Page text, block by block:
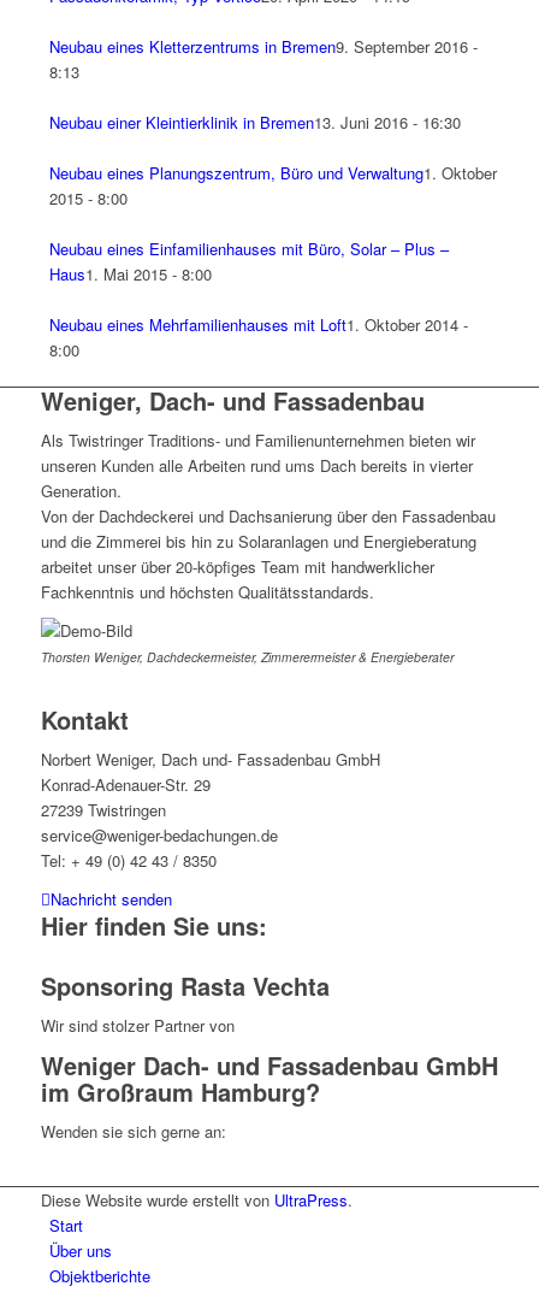
Neubau eines Kletterzentrums in Bremen9. September 2016 -
8:13
Neubau einer Kleintierklinik in Bremen13. Juni 2016 - 16:30
Neubau eines Planungszentrum, Büro und Verwaltung1. Oktober
2015 - 8:00
Neubau eines Einfamilienhauses mit Büro, Solar – Plus –
Haus1. Mai 2015 - 8:00
Neubau eines Mehrfamilienhauses mit Loft1. Oktober 2014 -
8:00
Weniger, Dach- und Fassadenbau
Als Twistringer Traditions- und Familienunternehmen bieten wir
unseren Kunden alle Arbeiten rund ums Dach bereits in vierter
Generation.
Von der Dachdeckerei und Dachsanierung über den Fassadenbau
und die Zimmerei bis hin zu Solaranlagen und Energieberatung
arbeitet unser über 20-köpfiges Team mit handwerklicher
Fachkenntnis und höchsten Qualitätsstandards.
Thorsten Weniger, Dachdeckermeister, Zimmerermeister & Energieberater
Kontakt
Norbert Weniger, Dach und- Fassadenbau GmbH
Konrad-Adenauer-Str. 29
27239 Twistringen
service@weniger-bedachungen.de
Tel: + 49 (0) 42 43 / 8350
Nachricht senden
Hier finden Sie uns:
Sponsoring Rasta Vechta
Wir sind stolzer Partner von
Weniger Dach- und Fassadenbau GmbH
im Großraum Hamburg?
Wenden sie sich gerne an:
Diese Website wurde erstellt von UltraPress.
Start
Über uns
Objektberichte